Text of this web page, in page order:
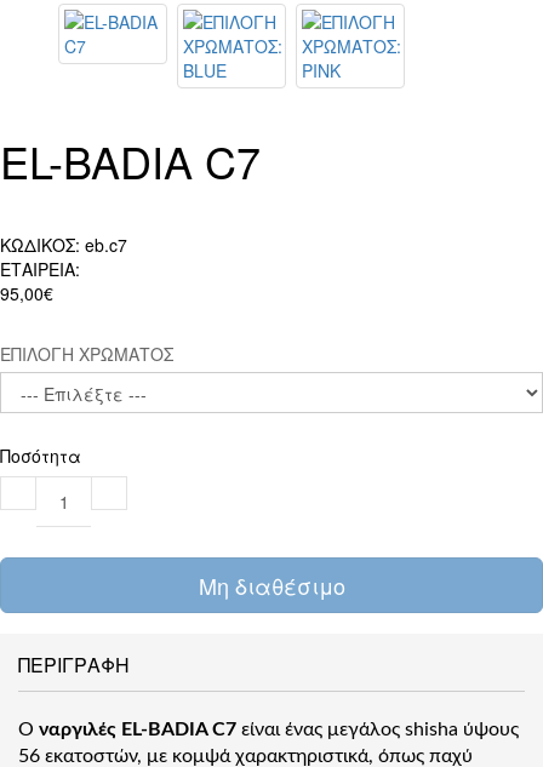
EL-BADIA C7
ΚΩΔΙΚΟΣ: eb.c7
ΕΤΑΙΡΕΙΑ:
95,00€
ΕΠΙΛΟΓΗ ΧΡΩΜΑΤΟΣ
Ποσότητα
Μη διαθέσιμο
ΠΕΡΙΓΡΑΦΗ
Ο ναργιλές EL-BADIA C7 είναι ένας μεγάλος shisha ύψους
56 εκατοστών, με κομψά χαρακτηριστικά, όπως παχύ